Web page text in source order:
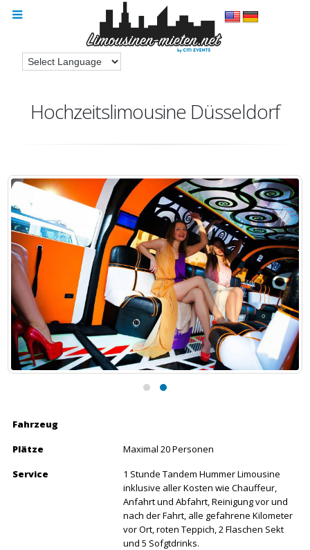
Hochzeitslimousine Düsseldorf
Fahrzeug
Plätze
Maximal 20 Personen
Service
1 Stunde Tandem Hummer Limousine
inklusive aller Kosten wie Chauffeur,
Anfahrt und Abfahrt, Reinigung vor und
nach der Fahrt, alle gefahrene Kilometer
vor Ort, roten Teppich, 2 Flaschen Sekt
und 5 Sofgtdrinks.